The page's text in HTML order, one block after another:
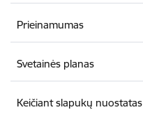
Prieinamumas
Svetainės planas
Keičiant slapukų nuostatas